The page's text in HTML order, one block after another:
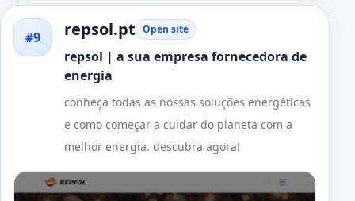
#9 repsol.pt Open site
repsol | a sua empresa fornecedora de
energia
conheça todas as nossas soluções energéticas
e como começar a cuidar do planeta com a
melhor energia. descubra agora!